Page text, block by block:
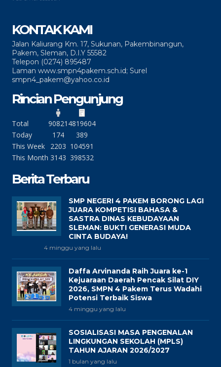
KONTAK KAMI
Jalan Kaliurang Km. 17, Sukunan, Pakembinangun,
Pakem, Sleman, D.I.Y 55582
Telepon (0274) 895487
Laman www.smpn4pakem.sch.id; Surel
smpn4_pakem@yahoo.co.id
Rincian Pengunjung
Total 90821 4819604
Today
174
389
This Week
2203 104591
This Month 3143 398532
Berita Terbaru
SMP NEGERI 4 PAKEM BORONG LAGI
JUARA KOMPETISI BAHASA &
SASTRA DINAS KEBUDAYAAN
SLEMAN: BUKTI GENERASI MUDA
CINTA BUDAYA!
4 minggu yang lalu
Daffa Arvinanda Raih Juara ke-1
Kejuaraan Daerah Pencak Silat DIY
2026, SMPN 4 Pakem Terus Wadahi
Potensi Terbaik Siswa
4 minggu yang lalu
SOSIALISASI MASA PENGENALAN
LINGKUNGAN SEKOLAH (MPLS)
TAHUN AJARAN 2026/2027
1 bulan yang lalu